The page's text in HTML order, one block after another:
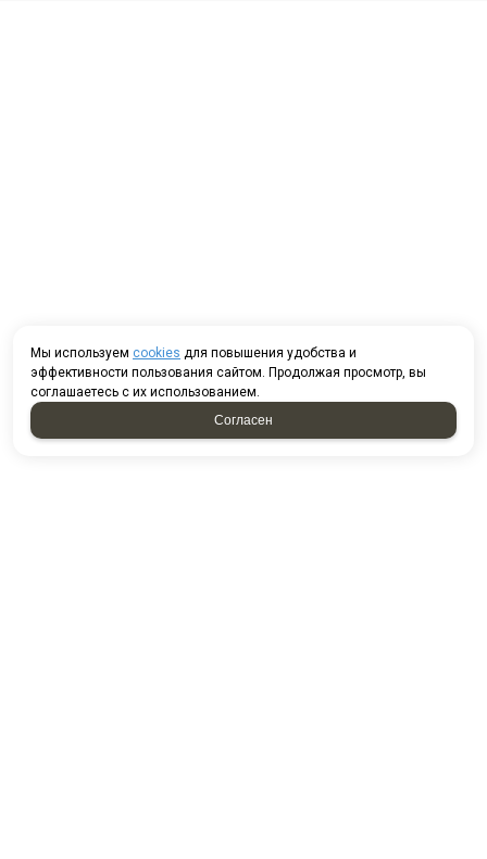
Мы используем cookies для повышения удобства и
эффективности пользования сайтом. Продолжая просмотр, вы
соглашаетесь с их использованием.
Согласен